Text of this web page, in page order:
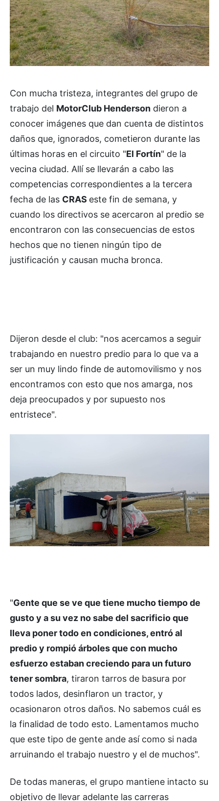
Con mucha tristeza, integrantes del grupo de
trabajo del MotorClub Henderson dieron a
conocer imágenes que dan cuenta de distintos
daños que, ignorados, cometieron durante las
últimas horas en el circuito "El Fortín" de la
vecina ciudad. Allí se llevarán a cabo las
competencias correspondientes a la tercera
fecha de las CRAS este fin de semana, y
cuando los directivos se acercaron al predio se
encontraron con las consecuencias de estos
hechos que no tienen ningún tipo de
justificación y causan mucha bronca.
Dijeron desde el club: "nos acercamos a seguir
trabajando en nuestro predio para lo que va a
ser un muy lindo finde de automovilismo y nos
encontramos con esto que nos amarga, nos
deja preocupados y por supuesto nos
entristece".
"Gente que se ve que tiene mucho tiempo de
gusto y a su vez no sabe del sacrificio que
lleva poner todo en condiciones, entró al
predio y rompió árboles que con mucho
esfuerzo estaban creciendo para un futuro
tener sombra, tiraron tarros de basura por
todos lados, desinflaron un tractor, y
ocasionaron otros daños. No sabemos cuál es
la finalidad de todo esto. Lamentamos mucho
que este tipo de gente ande así como si nada
arruinando el trabajo nuestro y el de muchos".
De todas maneras, el grupo mantiene intacto su
objetivo de llevar adelante las carreras